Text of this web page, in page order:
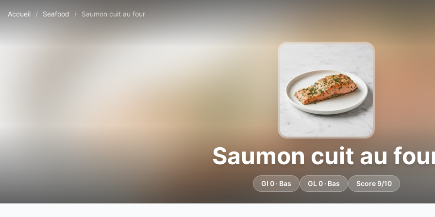
Accueil / Seafood / Saumon cuit au four
Saumon cuit au
GI 0 · Bas GL 0 · Bas Score 9/10